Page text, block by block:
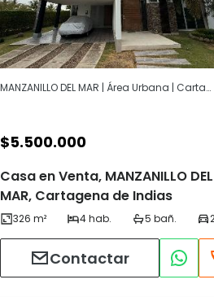
MANZANILLO DEL MAR | Área Urbana | Cartagena de Indias
$5.500.000
Casa en Venta, MANZANILLO DEL
MAR, Cartagena de Indias
Contactar